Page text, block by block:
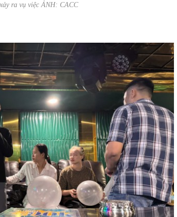
ra vụ việc ẢNH: CACC